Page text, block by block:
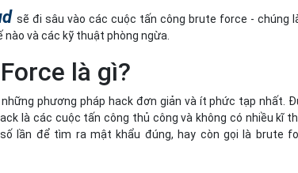
sẽ đi sâu vào các cuộc tấn công brute force - chúng
và các kỹ thuật phòng ngừa.
là gì?
phương pháp hack đơn giản và ít phức tạp nhất.
là các cuộc tấn công thủ công và không có nhiều kĩ
lần để tìm ra mật khẩu đúng, hay còn gọi là brute